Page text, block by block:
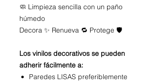
🧼 Limpieza sencilla con un paño
húmedo
Decora ✨ Renueva 🔁 Protege 🛡️
Los vinilos decorativos se pueden
adherir fácilmente a:
Paredes LISAS preferiblemente